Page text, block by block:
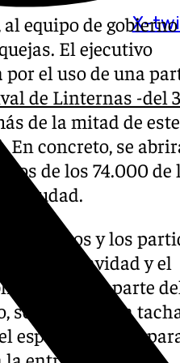
X-
equipo de
El ejecutivo
el uso de una
de Linternas -del
de la mitad de este
En concreto, se
de los 74.000 de
la ciudad.
de vecinos y los
toda la Navidad y el
de buena parte
se ha llegado a
espacio público